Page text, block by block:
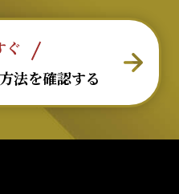
ぐ
法を確認する